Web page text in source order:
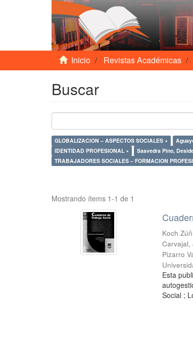
Inicio Revistas Académicas
Buscar
GLOBALIZACION – ASPECTOS SOCIALES ×
IDENTIDAD PROFESIONAL ×
Saavedra Pino,
TRABAJADORES SOCIALES – FORMACION
Mostrando ítems 1-1 de 1
Koch
Carvajal,
Pizarro
Esta
Social ;